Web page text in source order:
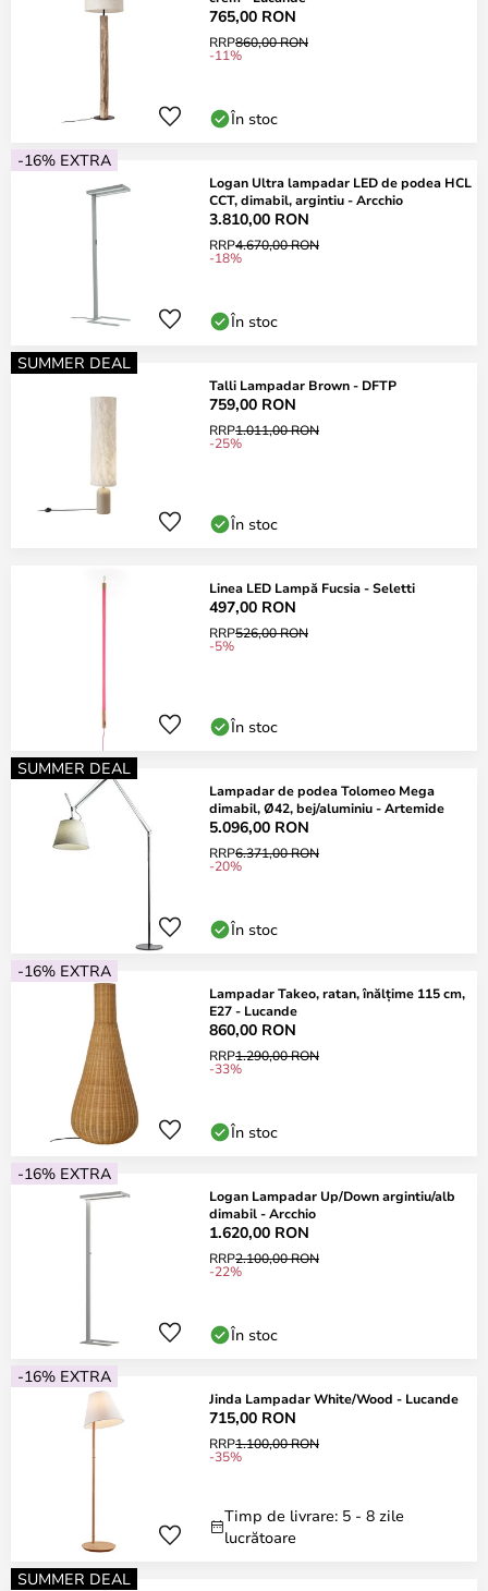
765,00 RON
RRP860,00 RON
-11%
În stoc
-16% EXTRA
Logan Ultra lampadar LED de podea HCL
CCT, dimabil, argintiu - Arcchio
3.810,00 RON
RRP4.670,00 RON
-18%
În stoc
SUMMER DEAL
Talli Lampadar Brown - DFTP
759,00 RON
RRP1.011,00 RON
-25%
În stoc
Linea LED Lampă Fucsia - Seletti
497,00 RON
RRP526,00 RON
-5%
În stoc
SUMMER DEAL
Lampadar de podea Tolomeo Mega
dimabil, Ø42, bej/aluminiu - Artemide
5.096,00 RON
RRP6.371,00 RON
-20%
În stoc
-16% EXTRA
Lampadar Takeo, ratan, înălțime 115 cm,
E27 - Lucande
860,00 RON
RRP1.290,00 RON
-33%
În stoc
-16% EXTRA
Logan Lampadar Up/Down argintiu/alb
dimabil - Arcchio
1.620,00 RON
RRP2.100,00 RON
-22%
În stoc
-16% EXTRA
Jinda Lampadar White/Wood - Lucande
715,00 RON
RRP1.100,00 RON
-35%
Timp de livrare: 5 - 8 zile
lucrătoare
SUMMER DEAL